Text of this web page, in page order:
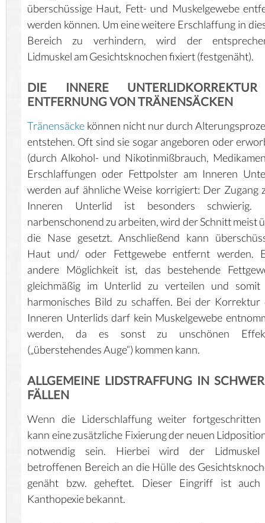
überschüssige Haut, Fett- und Muskelgewebe
werden können. Um eine weitere Erschlaffung in
Bereich zu verhindern, wird der
Lidmuskel am Gesichtsknochen fixiert (festgenäht).
DIE INNERE
ENTFERNUNG VON TRÄNENSÄCKEN
Tränensäcke können nicht nur durch
entstehen. Oft sind sie sogar angeboren oder
(durch Alkohol- und Nikotinmißbrauch,
Erschlaffungen oder Fettpolster am Inneren
werden auf ähnliche Weise korrigiert: Der Zugang
Inneren Unterlid ist besonders schwierig.
narbenschonend zu arbeiten, wird der Schnitt meist
die Nase gesetzt. Anschließend kann
Haut und/ oder Fettgewebe entfernt werden.
andere Möglichkeit ist, das bestehende
gleichmäßig im Unterlid zu verteilen und somit
harmonisches Bild zu schaffen. Bei der Korrektur
Inneren Unterlids darf kein Muskelgewebe
werden, da es sonst zu unschönen
(„überstehendes Auge“) kommen kann.
ALLGEMEINE LIDSTRAFFUNG IN
FÄLLEN
Wenn die Liderschlaffung weiter
kann eine zusätzliche Fixierung der neuen
notwendig sein. Hierbei wird der
betroffenen Bereich an die Hülle des
genäht bzw. geheftet. Dieser Eingriff ist auch
Kanthopexie bekannt.